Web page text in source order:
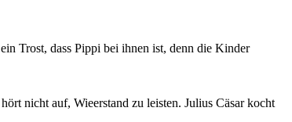
Trost, dass Pippi bei ihnen ist, denn die Kinder
nicht auf, Wieerstand zu leisten. Julius Cäsar kocht